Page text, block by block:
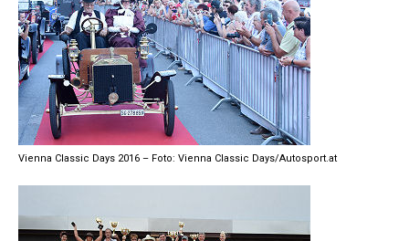
Vienna Classic Days 2016 – Foto: Vienna Classic Days/Autosport.at